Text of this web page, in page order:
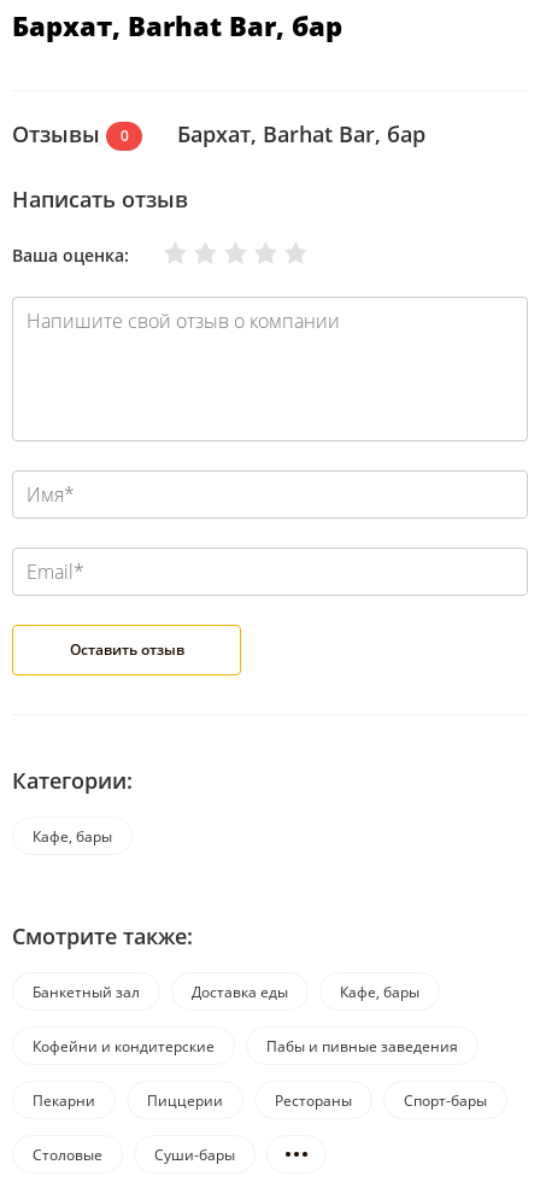
Бархат, Barhat Bar, бар
Отзывы 0 Бархат, Barhat Bar, бар
Написать отзыв
Ваша оценка: Отлично
Хорошо
Нормально
Плохо
Очень плохо
Категории:
Кафе, бары
Смотрите также:
Банкетный зал Доставка еды Кафе, бары
Кофейни и кондитерские Пабы и пивные заведения
Пекарни Пиццерии Рестораны Спорт-бары
Столовые Суши-бары